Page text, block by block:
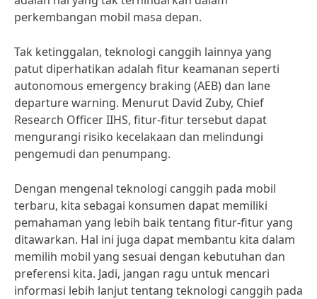
perkembangan mobil masa depan.
Tak ketinggalan, teknologi canggih lainnya yang
patut diperhatikan adalah fitur keamanan seperti
autonomous emergency braking (AEB) dan lane
departure warning. Menurut David Zuby, Chief
Research Officer IIHS, fitur-fitur tersebut dapat
mengurangi risiko kecelakaan dan melindungi
pengemudi dan penumpang.
Dengan mengenal teknologi canggih pada mobil
terbaru, kita sebagai konsumen dapat memiliki
pemahaman yang lebih baik tentang fitur-fitur yang
ditawarkan. Hal ini juga dapat membantu kita dalam
memilih mobil yang sesuai dengan kebutuhan dan
preferensi kita. Jadi, jangan ragu untuk mencari
informasi lebih lanjut tentang teknologi canggih pada